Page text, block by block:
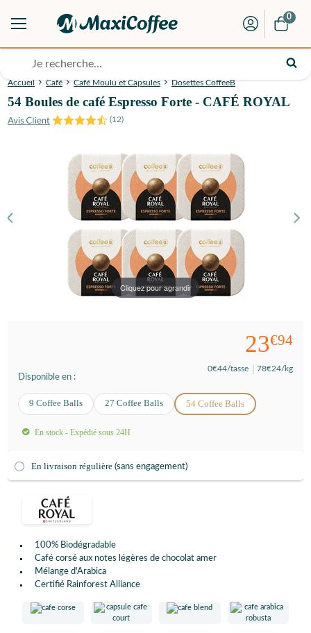
0
Accueil Café Café Moulu et Capsules Dosettes CoffeeB
54 Boules de café Espresso Forte - CAFÉ ROYAL
(12)
Cliquez pour agrandir
100% Biodégradable
Café corsé aux notes légères de chocolat amer
Mélange d'Arabica
Certifié Rainforest Alliance
23€94
0€44/tasse 78€24/kg
Disponible en :
9 Coffee Balls 27 Coffee Balls 54 Coffee Balls
En stock - Expédié sous 24H
En livraison régulière (sans engagement)